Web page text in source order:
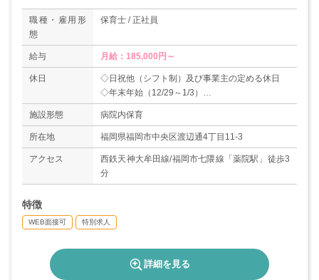
職種・雇用形
態
保育士 / 正社員
給与 月給：185,000円～
休日
◇日祝他（シフト制）及び事業主の定める休日
◇年末年始（12/29～1/3）
◇有給休暇
施設形態 病院内保育
所在地 福岡県福岡市中央区渡辺通4丁目11-3
アクセス
西鉄天神大牟田線/福岡市七隈線「薬院駅」徒歩3
分
特徴
WEB面接可 特別求人
詳細を見る